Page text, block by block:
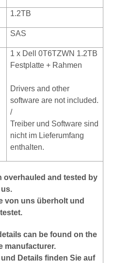
1.2TB
SAS
1 x Dell 0T6TZWN 1.2TB
Festplatte + Rahmen
Drivers and other
software are not included.
/
Treiber und Software sind
nicht im Lieferumfang
enthalten.
overhauled and tested by
us.
von uns überholt und
can be found on the
manufacturer.
Details finden Sie auf